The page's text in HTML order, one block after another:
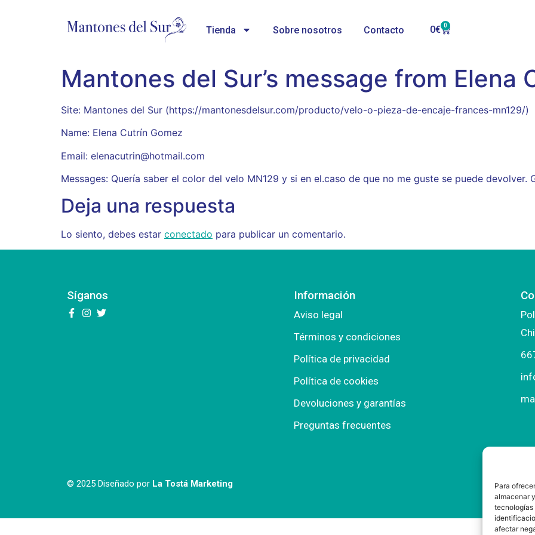
Para
almacenar
tecnologías
afectar
Tienda Sobre nosotros Contacto 0€ 0
Mantones del Sur’s message from Elena
Site: Mantones del Sur (https://mantonesdelsur.com/producto/velo-o-pieza-de-encaje-frances-mn129/)
Name: Elena Cutrín Gomez
Email: elenacutrin@hotmail.com
Messages: Quería saber el color del velo MN129 y si en el.caso de que no me guste se puede devolver.
Deja una respuesta
Lo siento, debes estar conectado para publicar un comentario.
Síganos Información
Aviso legal
Términos y condiciones
Política de privacidad
Política de cookies
Devoluciones y garantías
Preguntas frecuentes
© 2025 Diseñado por La Tostá Marketing